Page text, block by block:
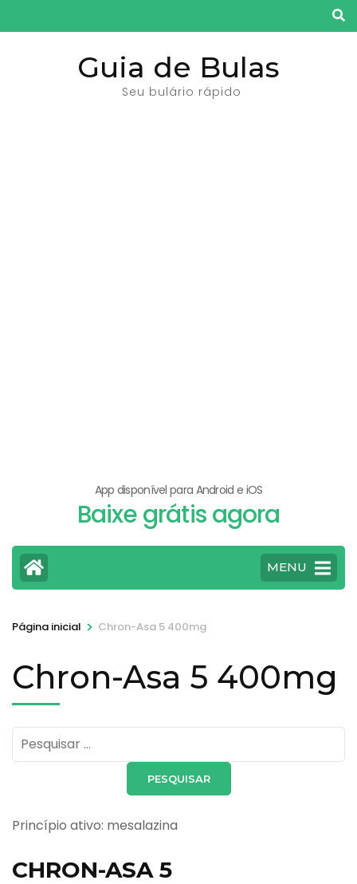
para
Guia de Bulas
Seu bulário rápido
App disponível para Android e iOS
Baixe grátis agora
MENU
Página inicial > Chron-Asa 5 400mg
Chron-Asa 5 400mg
Pesquisar
por:
Princípio ativo: mesalazina
CHRON-ASA 5